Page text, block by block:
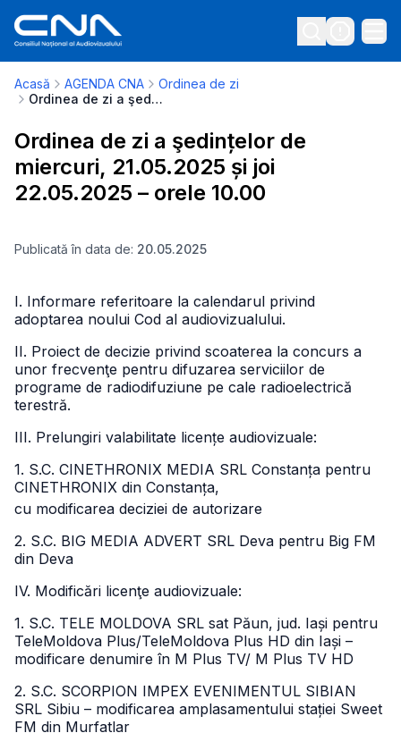
Acasă AGENDA CNA
Ordinea de zi
Ordinea de zi a şedințelor de miercuri, 21.05.2025 și joi 22.05.2025 – orele 10.00
Ordinea de zi a şedințelor de
miercuri, 21.05.2025 și joi
22.05.2025 – orele 10.00
Publicată în data de: 20.05.2025
I. Informare referitoare la calendarul privind
adoptarea noului Cod al audiovizualului.
II. Proiect de decizie privind scoaterea la concurs a
unor frecvenţe pentru difuzarea serviciilor de
programe de radiodifuziune pe cale radioelectrică
terestră.
III. Prelungiri valabilitate licențe audiovizuale:
1. S.C. CINETHRONIX MEDIA SRL Constanța pentru
CINETHRONIX din Constanța,
cu modificarea deciziei de autorizare
2. S.C. BIG MEDIA ADVERT SRL Deva pentru Big FM
din Deva
IV. Modificări licenţe audiovizuale:
1. S.C. TELE MOLDOVA SRL sat Păun, jud. Iași pentru
TeleMoldova Plus/TeleMoldova Plus HD din Iași –
modificare denumire în M Plus TV/ M Plus TV HD
2. S.C. SCORPION IMPEX EVENIMENTUL SIBIAN
SRL Sibiu – modificarea amplasamentului stației Sweet
FM din Murfatlar